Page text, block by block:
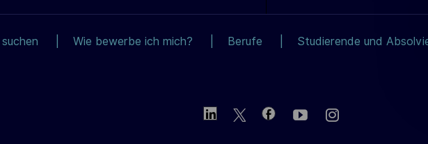
Wie bewerbe ich mich? Berufe Studierende und